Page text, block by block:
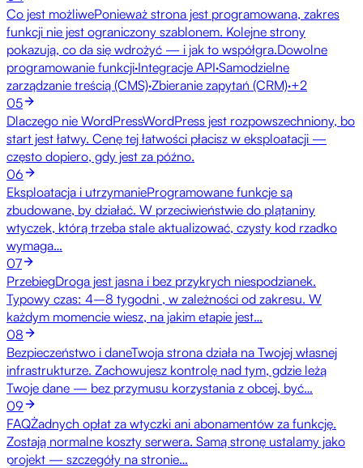
Co jest możliwePonieważ strona jest programowana, zakres
funkcji nie jest ograniczony szablonem. Kolejne strony
pokazują, co da się wdrożyć — i jak to współgra.Dowolne
programowanie funkcji·Integracje API·Samodzielne
zarządzanie treścią (CMS)·Zbieranie zapytań (CRM)·+2
05
Dlaczego nie WordPressWordPress jest rozpowszechniony, bo
start jest łatwy. Cenę tej łatwości płacisz w eksploatacji —
często dopiero, gdy jest za późno.
06
Eksploatacja i utrzymanieProgramowane funkcje są
zbudowane, by działać. W przeciwieństwie do plątaniny
wtyczek, którą trzeba stale aktualizować, czysty kod rzadko
wymaga…
07
PrzebiegDroga jest jasna i bez przykrych niespodzianek.
Typowy czas: 4–8 tygodni , w zależności od zakresu. W
każdym momencie wiesz, na jakim etapie jest…
08
Bezpieczeństwo i daneTwoja strona działa na Twojej własnej
infrastrukturze. Zachowujesz kontrolę nad tym, gdzie leżą
Twoje dane — bez przymusu korzystania z obcej, być…
09
FAQŻadnych opłat za wtyczki ani abonamentów za funkcję.
Zostają normalne koszty serwera. Samą stronę ustalamy jako
projekt — szczegóły na stronie…